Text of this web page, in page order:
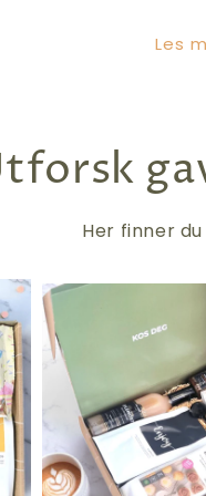
Les
Her finner